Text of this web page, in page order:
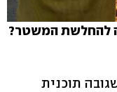
להחלשת המשטר?
תוכנית